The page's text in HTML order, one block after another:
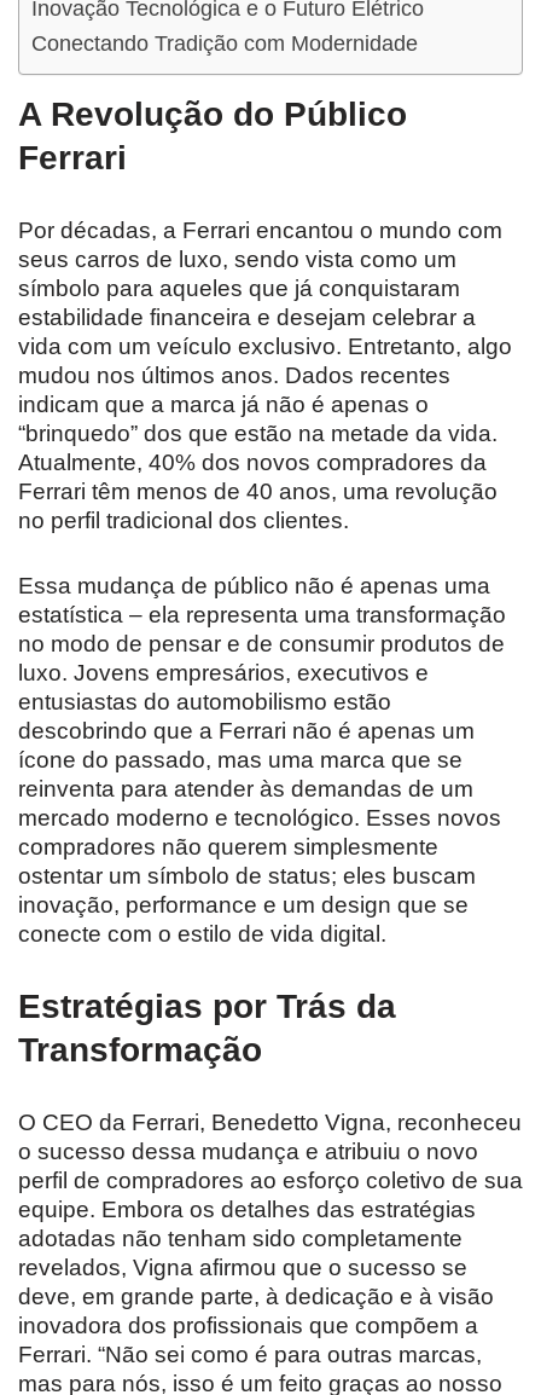
Inovação Tecnológica e o Futuro Elétrico
Conectando Tradição com Modernidade
A Revolução do Público
Ferrari
Por décadas, a Ferrari encantou o mundo com
seus carros de luxo, sendo vista como um
símbolo para aqueles que já conquistaram
estabilidade financeira e desejam celebrar a
vida com um veículo exclusivo. Entretanto, algo
mudou nos últimos anos. Dados recentes
indicam que a marca já não é apenas o
“brinquedo” dos que estão na metade da vida.
Atualmente, 40% dos novos compradores da
Ferrari têm menos de 40 anos, uma revolução
no perfil tradicional dos clientes.
Essa mudança de público não é apenas uma
estatística – ela representa uma transformação
no modo de pensar e de consumir produtos de
luxo. Jovens empresários, executivos e
entusiastas do automobilismo estão
descobrindo que a Ferrari não é apenas um
ícone do passado, mas uma marca que se
reinventa para atender às demandas de um
mercado moderno e tecnológico. Esses novos
compradores não querem simplesmente
ostentar um símbolo de status; eles buscam
inovação, performance e um design que se
conecte com o estilo de vida digital.
Estratégias por Trás da
Transformação
O CEO da Ferrari, Benedetto Vigna, reconheceu
o sucesso dessa mudança e atribuiu o novo
perfil de compradores ao esforço coletivo de sua
equipe. Embora os detalhes das estratégias
adotadas não tenham sido completamente
revelados, Vigna afirmou que o sucesso se
deve, em grande parte, à dedicação e à visão
inovadora dos profissionais que compõem a
Ferrari. “Não sei como é para outras marcas,
mas para nós, isso é um feito graças ao nosso